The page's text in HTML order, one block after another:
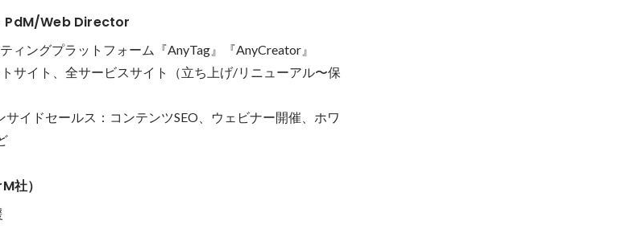
PdM/Web Director
ィングプラットフォーム『AnyTag』『AnyCreator』
サイト、全サービスサイト（立ち上げ/リニューアル〜保
サイドセールス：コンテンツSEO、ウェビナー開催、ホワ
社）